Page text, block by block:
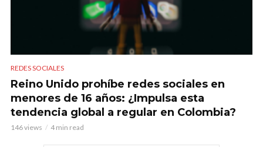
REDES SOCIALES
Reino Unido prohíbe redes sociales en
menores de 16 años: ¿Impulsa esta
tendencia global a regular en Colombia?
146 views 4 min read